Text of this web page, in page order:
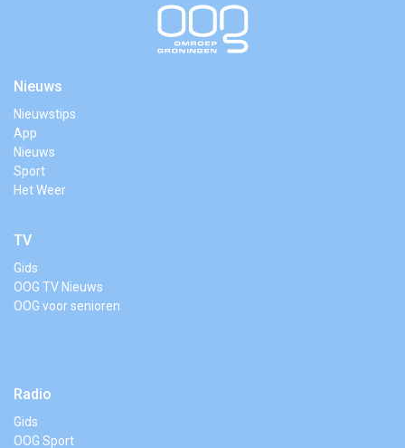
Nieuws
Nieuwstips
App
Nieuws
Sport
Het Weer
TV
Gids
OOG TV Nieuws
OOG voor senioren
Radio
Gids
OOG Sport